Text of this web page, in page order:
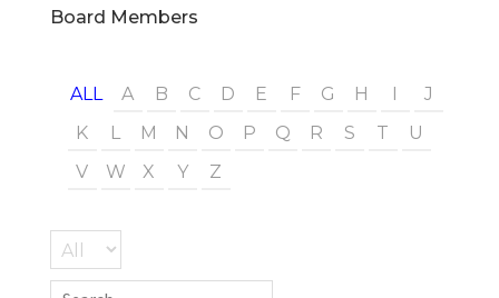
Board Members
ALL A B C D E F G H
J
K
L M N O P Q R S T
U
V
W X Y Z